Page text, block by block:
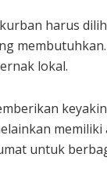
harus
lokal.
untuk